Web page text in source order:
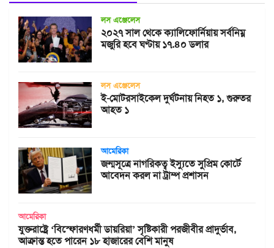
লস এঞ্জেলেস
২০২৭ সাল থেকে ক্যালিফোর্নিয়ায় সর্বনিম্ন
মজুরি হবে ঘণ্টায় ১৭.৪০ ডলার
লস এঞ্জেলেস
ই-মোটরসাইকেল দুর্ঘটনায় নিহত ১, গুরুতর
আহত ১
আমেরিকা
জন্মসূত্রে নাগরিকত্ব ইস্যুতে সুপ্রিম কোর্টে
আবেদন করল না ট্রাম্প প্রশাসন
আমেরিকা
যুক্তরাষ্ট্রে ‘বিস্ফোরণধর্মী ডায়রিয়া’ সৃষ্টিকারী পরজীবীর প্রাদুর্ভাব,
আক্রান্ত হতে পারেন ১৮ হাজারের বেশি মানুষ